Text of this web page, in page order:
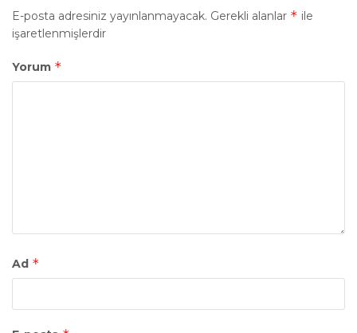
E-posta adresiniz yayınlanmayacak. Gerekli alanlar * ile
işaretlenmişlerdir
Yorum *
Ad *